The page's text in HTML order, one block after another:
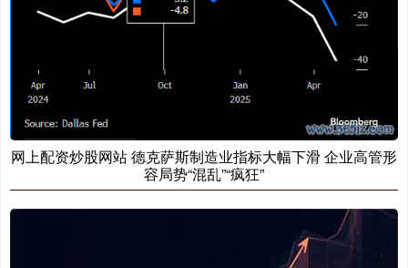
网上配资炒股网站 德克萨斯制造业指标大幅下滑 企业高管形
容局势“混乱”“疯狂”